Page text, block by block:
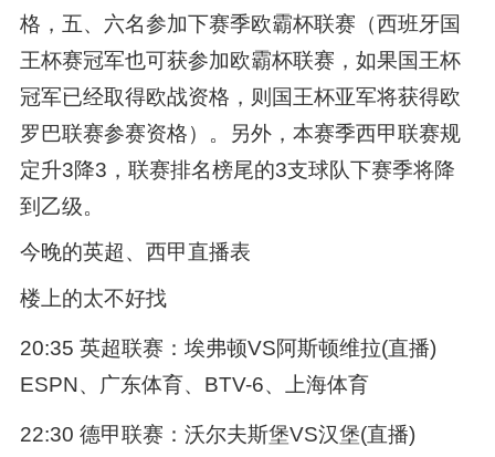
格，五、六名参加下赛季欧霸杯联赛（西班牙国
王杯赛冠军也可获参加欧霸杯联赛，如果国王杯
冠军已经取得欧战资格，则国王杯亚军将获得欧
罗巴联赛参赛资格）。另外，本赛季西甲联赛规
定升3降3，联赛排名榜尾的3支球队下赛季将降
到乙级。
今晚的英超、西甲直播表
楼上的太不好找
20:35 英超联赛：埃弗顿VS阿斯顿维拉(直播)
ESPN、广东体育、BTV-6、上海体育
22:30 德甲联赛：沃尔夫斯堡VS汉堡(直播)